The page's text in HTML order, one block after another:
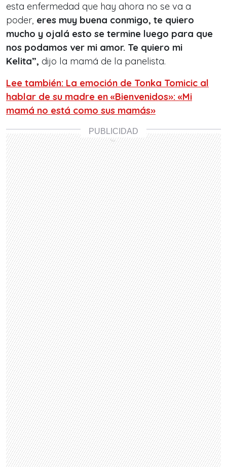
esta enfermedad que hay ahora no se va a
poder, eres muy buena conmigo, te quiero
mucho y ojalá esto se termine luego para que
nos podamos ver mi amor. Te quiero mi
Kelita”, dijo la mamá de la panelista.
Lee también: La emoción de Tonka Tomicic al
hablar de su madre en «Bienvenidos»: «Mi
mamá no está como sus mamás»